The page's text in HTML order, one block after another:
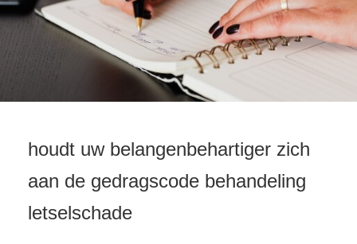
houdt uw belangenbehartiger zich
aan de gedragscode behandeling
letselschade